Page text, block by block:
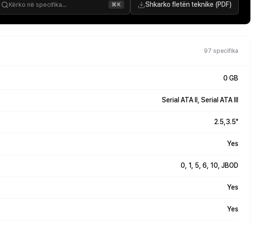
⌘K Shkarko fletën teknike (PDF)
97 specifika
0 GB
Serial ATA II, Serial ATA III
2.5,3.5"
Yes
0, 1, 5, 6, 10, JBOD
Yes
Yes